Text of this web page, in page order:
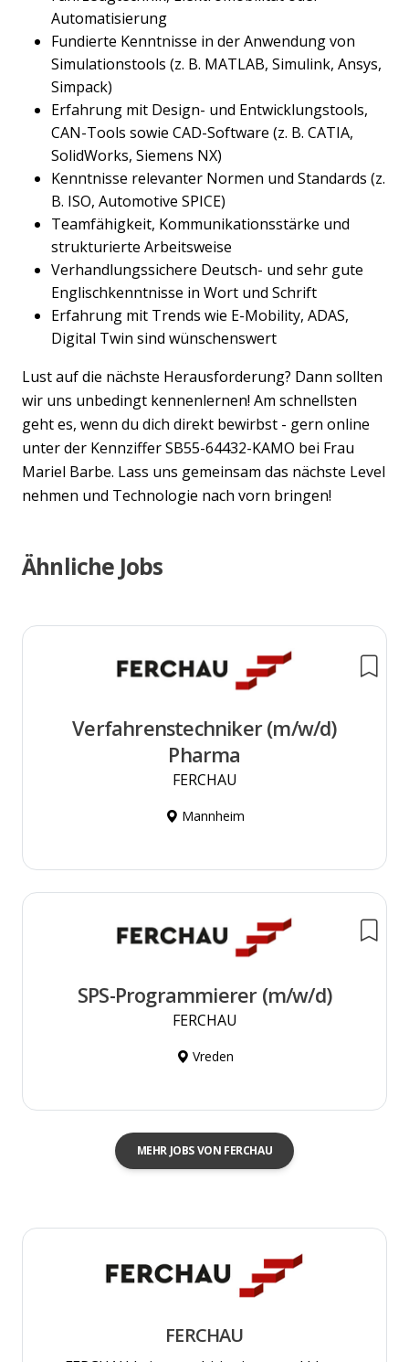
Automatisierung
Fundierte Kenntnisse in der Anwendung von
Simulationstools (z. B. MATLAB, Simulink, Ansys,
Simpack)
Erfahrung mit Design- und Entwicklungstools,
CAN-Tools sowie CAD-Software (z. B. CATIA,
SolidWorks, Siemens NX)
Kenntnisse relevanter Normen und Standards (z.
B. ISO, Automotive SPICE)
Teamfähigkeit, Kommunikationsstärke und
strukturierte Arbeitsweise
Verhandlungssichere Deutsch- und sehr gute
Englischkenntnisse in Wort und Schrift
Erfahrung mit Trends wie E-Mobility, ADAS,
Digital Twin sind wünschenswert
Lust auf die nächste Herausforderung? Dann sollten
wir uns unbedingt kennenlernen! Am schnellsten
geht es, wenn du dich direkt bewirbst - gern online
unter der Kennziffer SB55-64432-KAMO bei Frau
Mariel Barbe. Lass uns gemeinsam das nächste Level
nehmen und Technologie nach vorn bringen!
Ähnliche Jobs
Verfahrenstechniker (m/w/d)
Pharma
FERCHAU
Mannheim
SPS-Programmierer (m/w/d)
FERCHAU
Vreden
MEHR JOBS VON FERCHAU
FERCHAU